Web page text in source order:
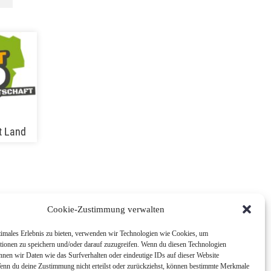
Cookie-Zustimmung verwalten
Erlebnis zu bieten, verwenden wir Technologien wie Cookies, um
zu speichern und/oder darauf zuzugreifen. Wenn du diesen Technologien
wir Daten wie das Surfverhalten oder eindeutige IDs auf dieser Website
du deine Zustimmung nicht erteilst oder zurückziehst, können bestimmte Merkmale
Land